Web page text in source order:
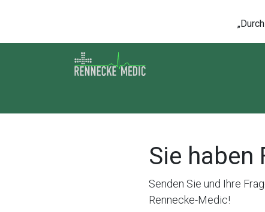
Sie haben
Senden Sie und Ihre
Rennecke-Medic!